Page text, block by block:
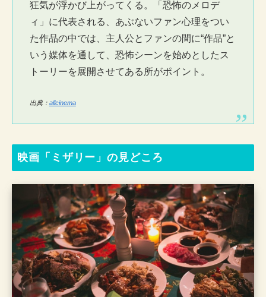
狂気が浮かび上がってくる。「恐怖のメロデ
ィ」に代表される、あぶないファン心理をつい
た作品の中では、主人公とファンの間に“作品”と
いう媒体を通して、恐怖シーンを始めとしたス
トーリーを展開させてある所がポイント。
出典： allcinema
映画「ミザリー」の見どころ